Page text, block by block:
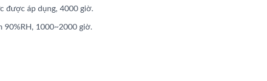
được áp dụng, 4000 giờ.
1000~2000 giờ.